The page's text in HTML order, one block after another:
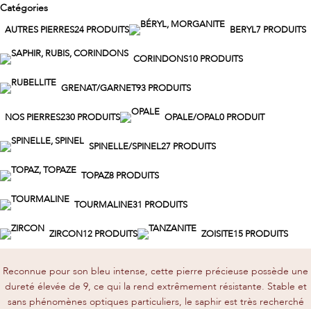
Catégories
AUTRES PIERRES24 PRODUITS BERYL7 PRODUITS
CORINDONS10 PRODUITS
GRENAT/GARNET93 PRODUITS
NOS PIERRES230 PRODUITS OPALE/OPAL0 PRODUIT
SPINELLE/SPINEL27 PRODUITS
TOPAZ8 PRODUITS
TOURMALINE31 PRODUITS
ZIRCON12 PRODUITS ZOISITE15 PRODUITS
Reconnue pour son bleu intense, cette pierre précieuse possède une
dureté élevée de 9, ce qui la rend extrêmement résistante. Stable et
sans phénomènes optiques particuliers, le saphir est très recherché